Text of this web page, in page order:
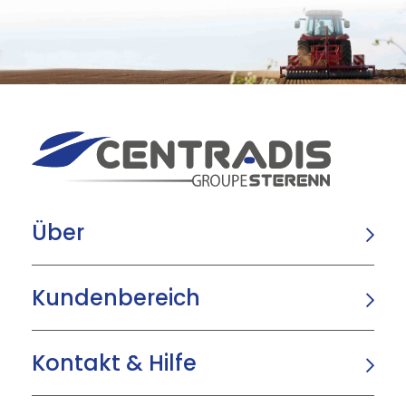
Über
Kundenbereich
Kontakt & Hilfe